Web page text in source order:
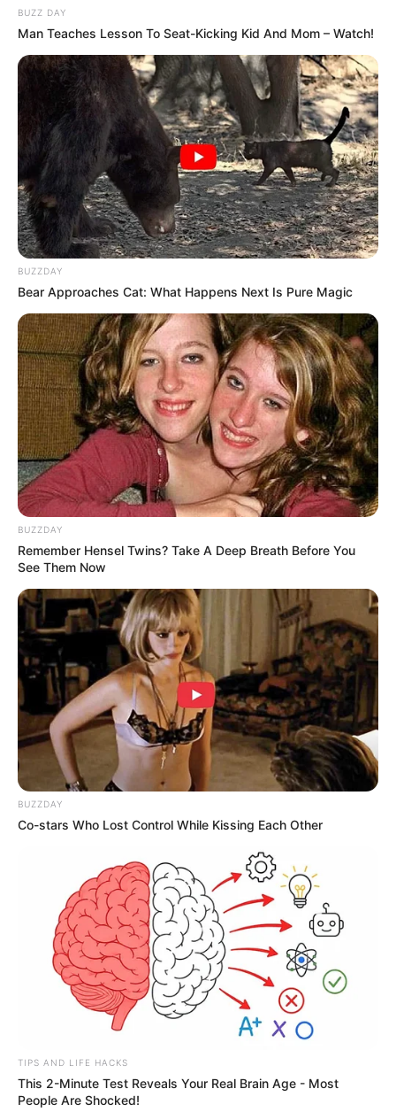
BUZZ DAY
Man Teaches Lesson To Seat-Kicking Kid And Mom – Watch!
BUZZDAY
Bear Approaches Cat: What Happens Next Is Pure Magic
BUZZDAY
Remember Hensel Twins? Take A Deep Breath Before You
See Them Now
BUZZDAY
Co-stars Who Lost Control While Kissing Each Other
TIPS AND LIFE HACKS
This 2-Minute Test Reveals Your Real Brain Age - Most
People Are Shocked!